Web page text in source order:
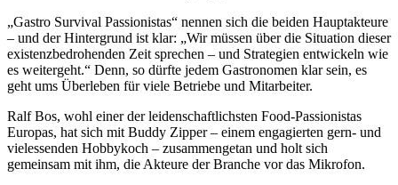
„Gastro Survival Passionistas“ nennen sich die beiden Hauptakteure
– und der Hintergrund ist klar: „Wir müssen über die Situation dieser
existenzbedrohenden Zeit sprechen – und Strategien entwickeln wie
es weitergeht.“ Denn, so dürfte jedem Gastronomen klar sein, es
geht ums Überleben für viele Betriebe und Mitarbeiter.
Ralf Bos, wohl einer der leidenschaftlichsten Food-Passionistas
Europas, hat sich mit Buddy Zipper – einem engagierten gern- und
vielessenden Hobbykoch – zusammengetan und holt sich
gemeinsam mit ihm, die Akteure der Branche vor das Mikrofon.